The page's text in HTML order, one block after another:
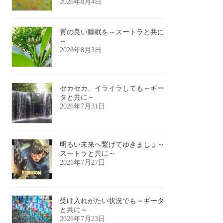
2026年8月4日
質の良い睡眠を～スートラと共に
～
2026年8月3日
セカセカ、イライラしても～ギー
タと共に～
2026年7月31日
明るい未来へ繋げてゆきましょ～
スートラと共に～
2026年7月27日
受け入れがたい状況でも～ギータ
と共に～
2026年7月23日